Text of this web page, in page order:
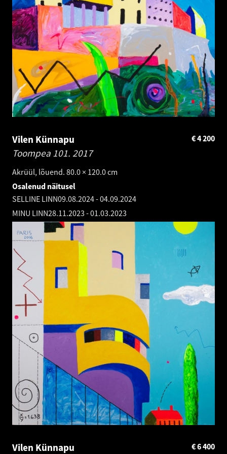
Vilen Künnapu
Toompea 101. 2017
Akrüül, lõuend. 80.0 × 120.0 cm
4 200
€
Osalenud näitusel
SELLINE LINN09.08.2024-04.09.2024
MINU LINN28.11.2023 -01.03.2023
Vilen Künnapu
6 400
€